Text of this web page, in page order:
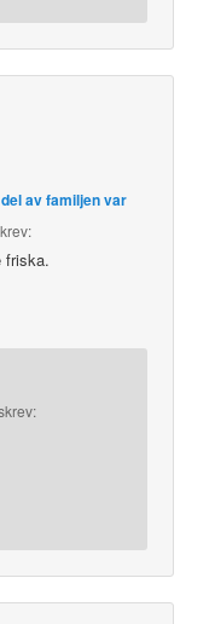
av familjen var
friska.